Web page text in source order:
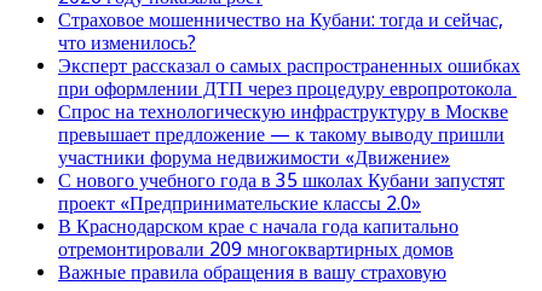
Страховое мошенничество на Кубани: тогда и сейчас,
что изменилось?
Эксперт рассказал о самых распространенных ошибках
при оформлении ДТП через процедуру европротокола
Спрос на технологическую инфраструктуру в Москве
превышает предложение — к такому выводу пришли
участники форума недвижимости «Движение»
С нового учебного года в 35 школах Кубани запустят
проект «Предпринимательские классы 2.0»
В Краснодарском крае с начала года капитально
отремонтировали 209 многоквартирных домов
Важные правила обращения в вашу страховую